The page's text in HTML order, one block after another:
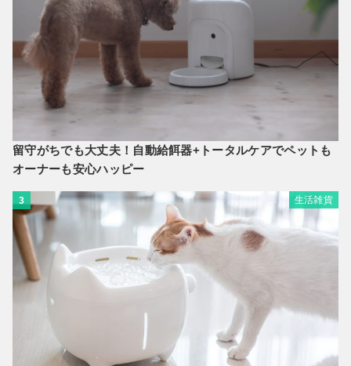
留守がちでも大丈夫！自動給餌器+トータルケアでペットも
オーナーも安心ハッピー
3 生活雑貨